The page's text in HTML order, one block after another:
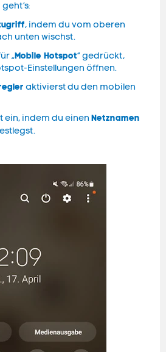
, indem du vom oberen
unten wischst.
„Mobile Hotspot“ gedrückt,
Einstellungen öffnen.
aktivierst du den mobilen
ein, indem du einen Netznamen